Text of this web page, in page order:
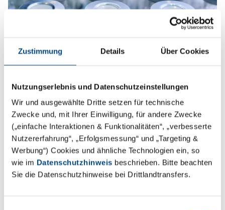
Zustimmung Details Über Cookies
Nutzungserlebnis und Datenschutzeinstellungen
Wir und ausgewählte Dritte setzen für technische
Zwecke und, mit Ihrer Einwilligung, für andere Zwecke
(„einfache Interaktionen & Funktionalitäten“, „verbesserte
Nutzererfahrung“, „Erfolgsmessung“ und „Targeting &
Werbung“) Cookies und ähnliche Technologien ein, so
wie im Datenschutzhinweis beschrieben. Bitte beachten
Sie die Datenschutzhinweise bei Drittlandtransfers.
Prüfung von Verpackungsmaterial
Mehr